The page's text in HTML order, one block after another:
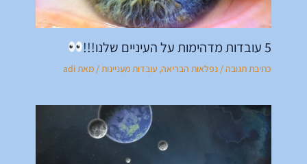
5 עובדות מדהימות על העיניים שלנו!!!
כתיבת תגובה/ נפלאות הבריאה, עובדות מעניינות/ מאתadi